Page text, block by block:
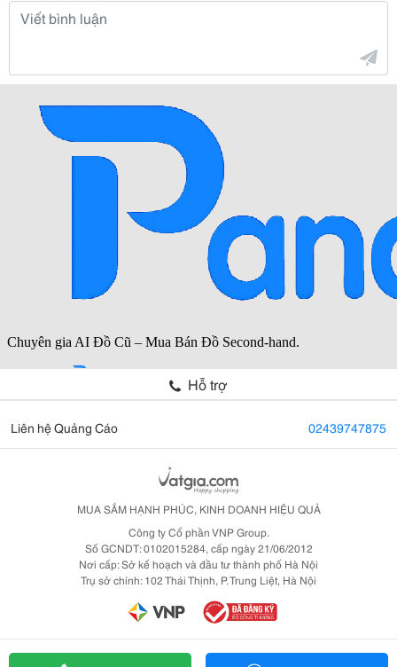
Hỗ trợ
Liên hệ Quảng Cáo 02439747875
MUA SẮM HẠNH PHÚC, KINH DOANH HIỆU QUẢ
Công ty Cổ phần VNP Group.
Số GCNDT: 0102015284, cấp ngày 21/06/2012
Nơi cấp: Sở kế hoạch và đầu tư thành phố Hà Nội
Trụ sở chính: 102 Thái Thịnh, P. Trung Liệt, Hà Nội